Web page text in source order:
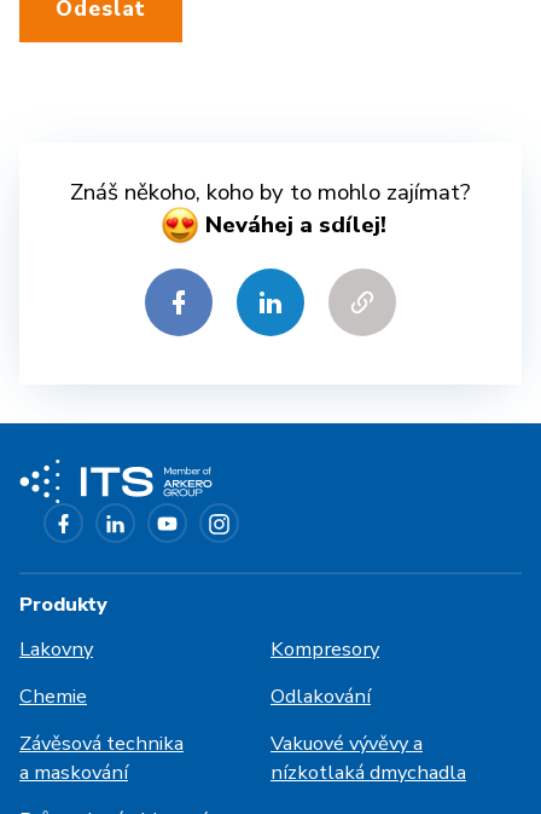
Odeslat
Znáš někoho, koho by to mohlo zajímat?
Neváhej a sdílej!
Produkty
Lakovny
Kompresory
Chemie
Odlakování
Závěsová technika
a maskování
Vakuové vývěvy a
nízkotlaká dmychadla